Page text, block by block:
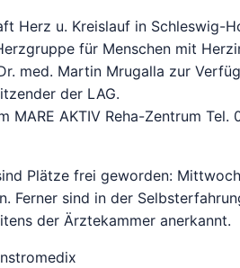
Herz u. Kreislauf in Schleswig-
für Menschen mit
med. Martin Mrugalla zur
der LAG.
AKTIV Reha-Zentrum Tel.
Plätze frei geworden:
Ferner sind in der
der Ärztekammer anerkannt.